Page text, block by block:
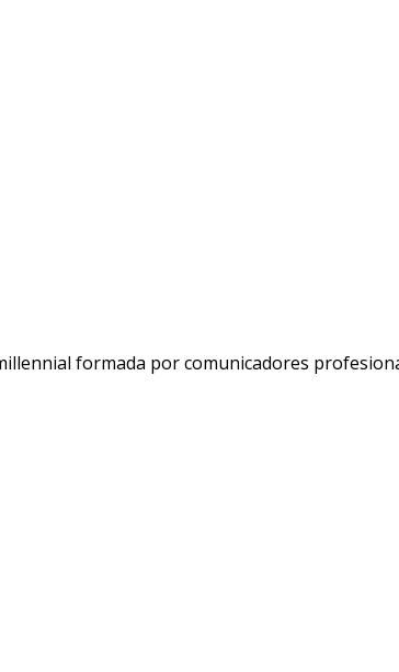
formada por comunicadores